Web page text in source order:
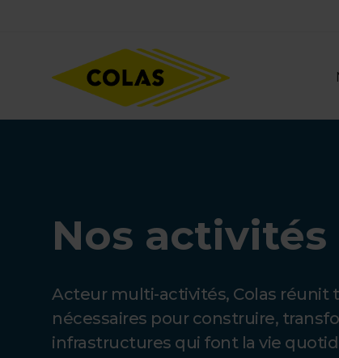
Nos activités
Acteur multi-activités, Colas réunit
nécessaires pour construire,
infrastructures qui font la vie